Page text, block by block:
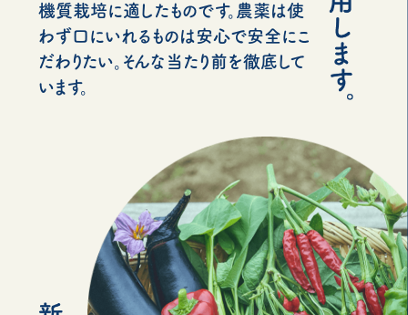
機質栽培に適したものです。農薬は使
わず口にいれるものは安心で安全にこ
だわりたい。そんな当たり前を徹底して
います。